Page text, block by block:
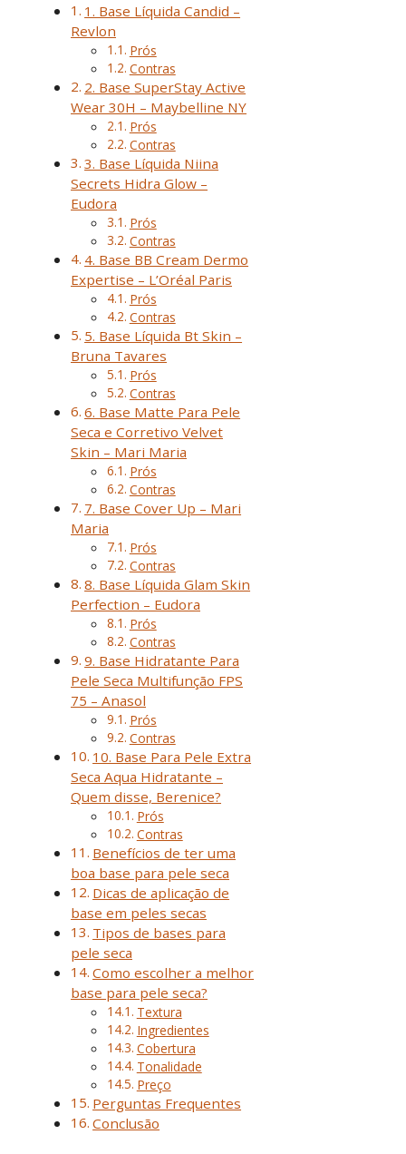
1. Base Líquida Candid –
Revlon
Prós
Contras
2. Base SuperStay Active
Wear 30H – Maybelline NY
Prós
Contras
3. Base Líquida Niina
Secrets Hidra Glow –
Eudora
Prós
Contras
4. Base BB Cream Dermo
Expertise – L’Oréal Paris
Prós
Contras
5. Base Líquida Bt Skin –
Bruna Tavares
Prós
Contras
6. Base Matte Para Pele
Seca e Corretivo Velvet
Skin – Mari Maria
Prós
Contras
7. Base Cover Up – Mari
Maria
Prós
Contras
8. Base Líquida Glam Skin
Perfection – Eudora
Prós
Contras
9. Base Hidratante Para
Pele Seca Multifunção FPS
75 – Anasol
Prós
Contras
10. Base Para Pele Extra
Seca Aqua Hidratante –
Quem disse, Berenice?
Prós
Contras
Benefícios de ter uma
boa base para pele seca
Dicas de aplicação de
base em peles secas
Tipos de bases para
pele seca
Como escolher a melhor
base para pele seca?
Textura
Ingredientes
Cobertura
Tonalidade
Preço
Perguntas Frequentes
Conclusão